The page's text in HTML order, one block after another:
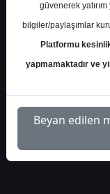
güvenerek
bilgiler/paylaşımlar
Platformu
yapmamaktadır ve
Beyan edilen